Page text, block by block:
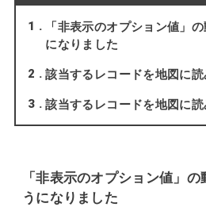
1
「非表示のオプション値」
になりました
2 該当するレコードを地図に
3 該当するレコードを地図に
「非表示のオプション値」
うになりました